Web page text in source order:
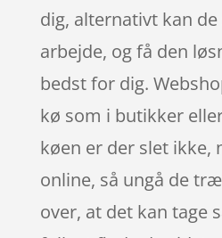
dig, alternativt kan
arbejde, og få den
bedst for dig.
kø som i butikker
køen er der slet ikke,
online, så ungå de
over, at det kan tage